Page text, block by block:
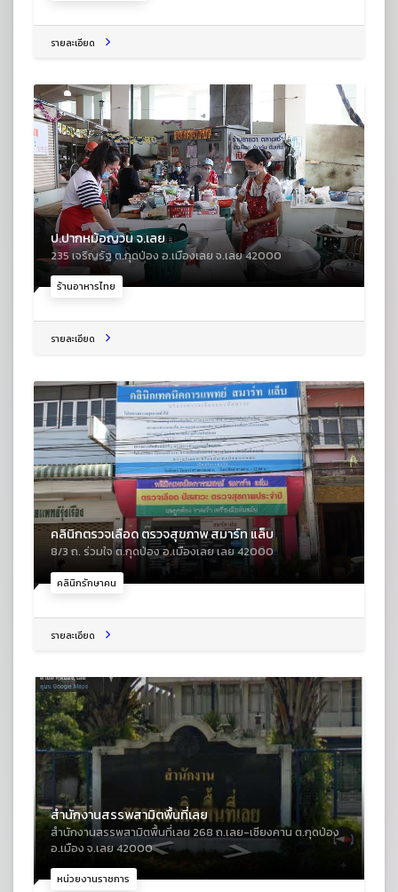
รายละเอียด
ร้านอาหารไทย
ป.ปากหม้อญวน จ.เลย
235 เจริญรัฐ ต.กุดป่อง อ.เมืองเลย จ.เลย 42000
รายละเอียด
คลินิกรักษาคน
คลินิกตรวจเลือด ตรวจสุขภาพ สมาร์ท แล็บ
8/3 ถ. ร่วมใจ ต.กุดป่อง อ.เมืองเลย เลย 42000
รายละเอียด
หน่วยงานราชการ
สำนักงานสรรพสามิตพื้นที่เลย
สำนักงานสรรพสามิตพื้นที่เลย 268 ถ.เลย-เชียงคาน ต.กุดป่อง
อ.เมือง จ.เลย 42000